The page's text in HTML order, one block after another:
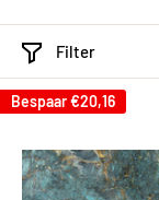
Filter
Bespaar€20,16